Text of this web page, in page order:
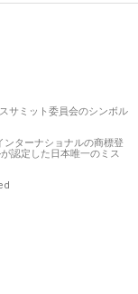
サミット委員会のシンボル
ターナショナルの商標登
認定した日本唯一のミス